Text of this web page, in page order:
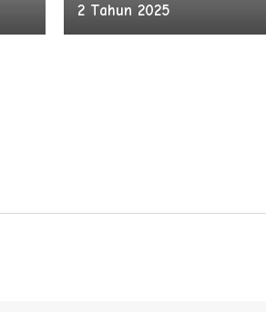
2 Tahun 2025